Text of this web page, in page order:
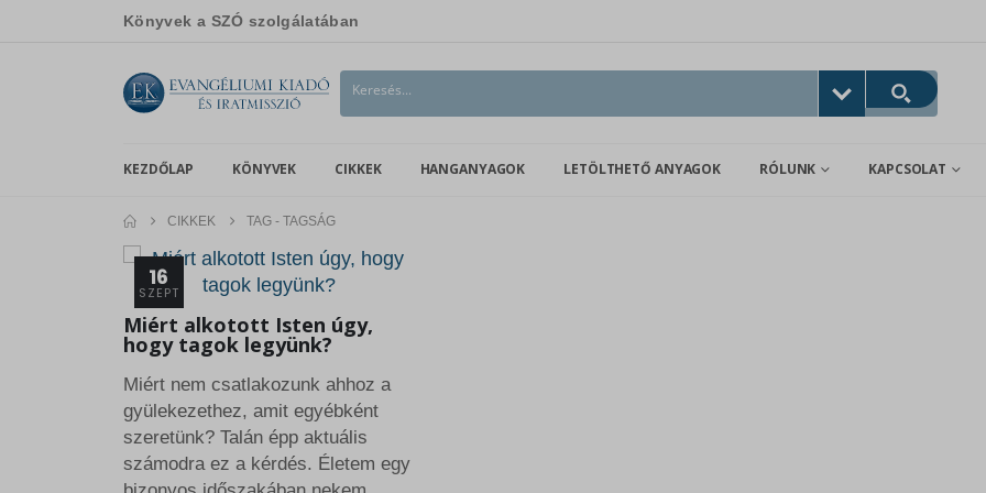
Könyvek a SZÓ szolgálatában
KEZDŐLAP KÖNYVEK CIKKEK HANGANYAGOK LETÖLTHETŐ ANYAGOK RÓLUNK KAPCSOLAT
CIKKEK TAG - TAGSÁG
16
SZEPT
Miért alkotott Isten úgy,
hogy tagok legyünk?
Miért nem csatlakozunk ahhoz a
gyülekezethez, amit egyébként
szeretünk? Talán épp aktuális
számodra ez a kérdés. Életem egy